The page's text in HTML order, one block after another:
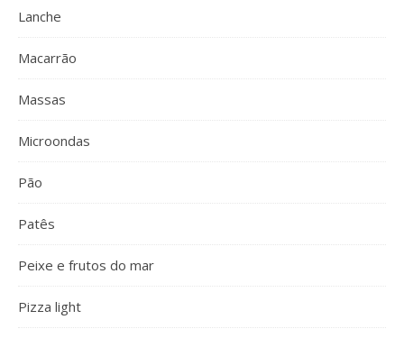
Lanche
Macarrão
Massas
Microondas
Pão
Patês
Peixe e frutos do mar
Pizza light